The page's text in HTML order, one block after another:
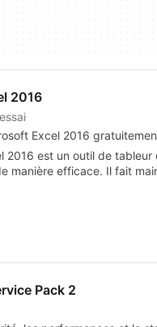
2016
Excel 2016
2016 est un outil de
manière efficace. Il fait
Pack 2